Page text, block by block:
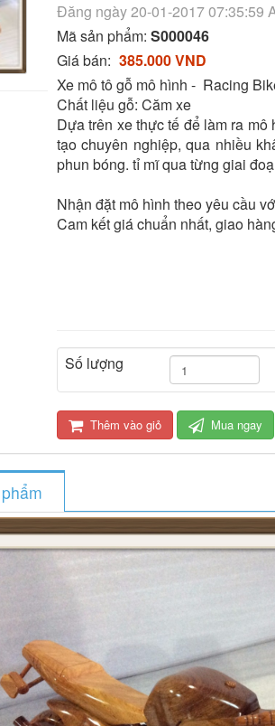
Đăng ngày 20-01-2017 07:35:59
Mã sản phẩm:S000046
Giá bán: 385.000 VND
Xe mô tô gỗ mô hình - Racing
Chất liệu gỗ: Căm xe
Dựa trên xe thực tế để làm ra
tạo chuyên nghiệp, qua nhiều
phun bóng. tỉ mĩ qua từng giai
Nhận đặt mô hình theo yêu cầu
Cam kết giá chuẩn nhất, giao
Số lượng
Thêm vào giỏ Mua ngay